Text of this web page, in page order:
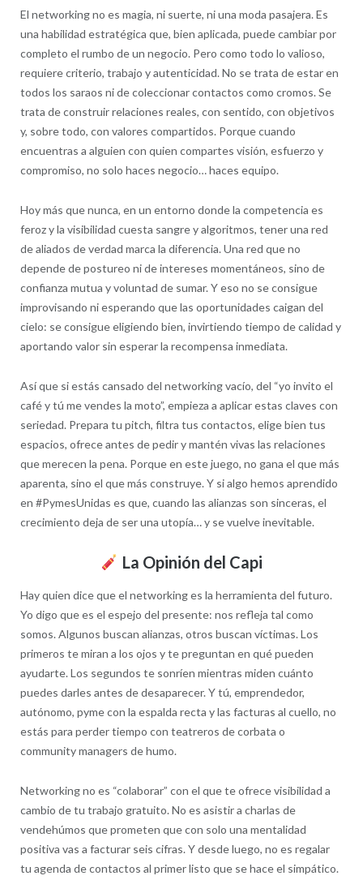
El networking no es magia, ni suerte, ni una moda pasajera. Es
una habilidad estratégica que, bien aplicada, puede cambiar por
completo el rumbo de un negocio. Pero como todo lo valioso,
requiere criterio, trabajo y autenticidad. No se trata de estar en
todos los saraos ni de coleccionar contactos como cromos. Se
trata de construir relaciones reales, con sentido, con objetivos
y, sobre todo, con valores compartidos. Porque cuando
encuentras a alguien con quien compartes visión, esfuerzo y
compromiso, no solo haces negocio… haces equipo.
Hoy más que nunca, en un entorno donde la competencia es
feroz y la visibilidad cuesta sangre y algoritmos, tener una red
de aliados de verdad marca la diferencia. Una red que no
depende de postureo ni de intereses momentáneos, sino de
confianza mutua y voluntad de sumar. Y eso no se consigue
improvisando ni esperando que las oportunidades caigan del
cielo: se consigue eligiendo bien, invirtiendo tiempo de calidad y
aportando valor sin esperar la recompensa inmediata.
Así que si estás cansado del networking vacío, del “yo invito el
café y tú me vendes la moto”, empieza a aplicar estas claves con
seriedad. Prepara tu pitch, filtra tus contactos, elige bien tus
espacios, ofrece antes de pedir y mantén vivas las relaciones
que merecen la pena. Porque en este juego, no gana el que más
aparenta, sino el que más construye. Y si algo hemos aprendido
en #PymesUnidas es que, cuando las alianzas son sinceras, el
crecimiento deja de ser una utopía… y se vuelve inevitable.
La Opinión del Capi
Hay quien dice que el networking es la herramienta del futuro.
Yo digo que es el espejo del presente: nos refleja tal como
somos. Algunos buscan alianzas, otros buscan víctimas. Los
primeros te miran a los ojos y te preguntan en qué pueden
ayudarte. Los segundos te sonríen mientras miden cuánto
puedes darles antes de desaparecer. Y tú, emprendedor,
autónomo, pyme con la espalda recta y las facturas al cuello, no
estás para perder tiempo con teatreros de corbata o
community managers de humo.
Networking no es “colaborar” con el que te ofrece visibilidad a
cambio de tu trabajo gratuito. No es asistir a charlas de
vendehúmos que prometen que con solo una mentalidad
positiva vas a facturar seis cifras. Y desde luego, no es regalar
tu agenda de contactos al primer listo que se hace el simpático.